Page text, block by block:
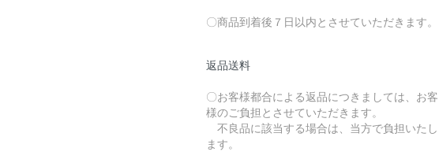
〇商品到着後７日以内とさせていただきます。
返品送料
〇お客様都合による返品につきましては、お客
様のご負担とさせていただきます。
不良品に該当する場合は、当方で負担いたし
ます。